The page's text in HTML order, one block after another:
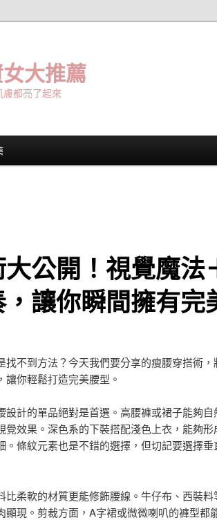
大推薦
都亮了起來
公開！視覺魔法
讓你瞬間擁有完
找不到方法？今天我們要分享的瘦腰穿搭術，
你輕鬆打造完美腰型。
設計的單品絕對是首選。高腰褲或裙子能夠自
覺效果。深色系的下裝搭配淺色上衣，能夠形
。條紋元素也是不錯的選擇，但切記要選擇
比柔軟的材質更能修飾腰線。牛仔布、西裝料
顯現。剪裁方面，A字裙或微微喇叭的褲型都